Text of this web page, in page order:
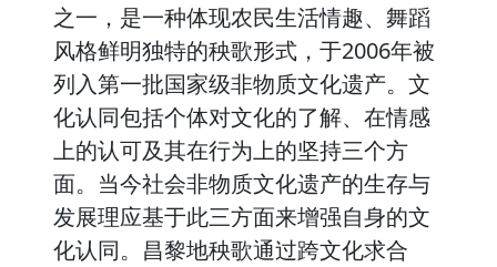
之一，是一种体现农民生活情趣、舞蹈
风格鲜明独特的秧歌形式，于2006年被
列入第一批国家级非物质文化遗产。文
化认同包括个体对文化的了解、在情感
上的认可及其在行为上的坚持三个方
面。当今社会非物质文化遗产的生存与
发展理应基于此三方面来增强自身的文
化认同。昌黎地秧歌通过跨文化求合